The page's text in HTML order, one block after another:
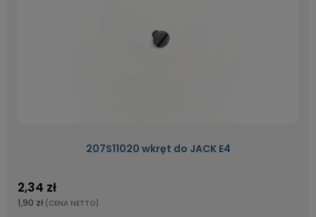
207S11020 wkręt do JACK E4
2,34 zł
1,90 zł (CENA NETTO)